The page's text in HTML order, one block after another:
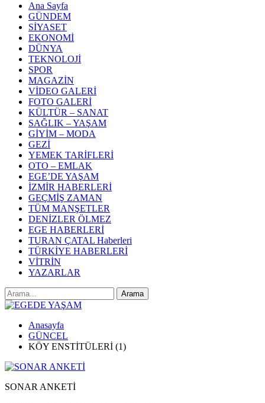
Ana Sayfa
GÜNDEM
SİYASET
EKONOMİ
DÜNYA
TEKNOLOJİ
SPOR
MAGAZİN
VİDEO GALERİ
FOTO GALERİ
KÜLTÜR – SANAT
SAĞLIK – YAŞAM
GİYİM – MODA
GEZİ
YEMEK TARİFLERİ
OTO – EMLAK
EGE’DE YAŞAM
İZMİR HABERLERİ
GEÇMİŞ ZAMAN
TÜM MANŞETLER
DENİZLER ÖLMEZ
EGE HABERLERİ
TURAN ÇATAL Haberleri
TÜRKİYE HABERLERİ
VİTRİN
YAZARLAR
Anasayfa
GÜNCEL
KÖY ENSTİTÜLERİ (1)
SONAR ANKETİ